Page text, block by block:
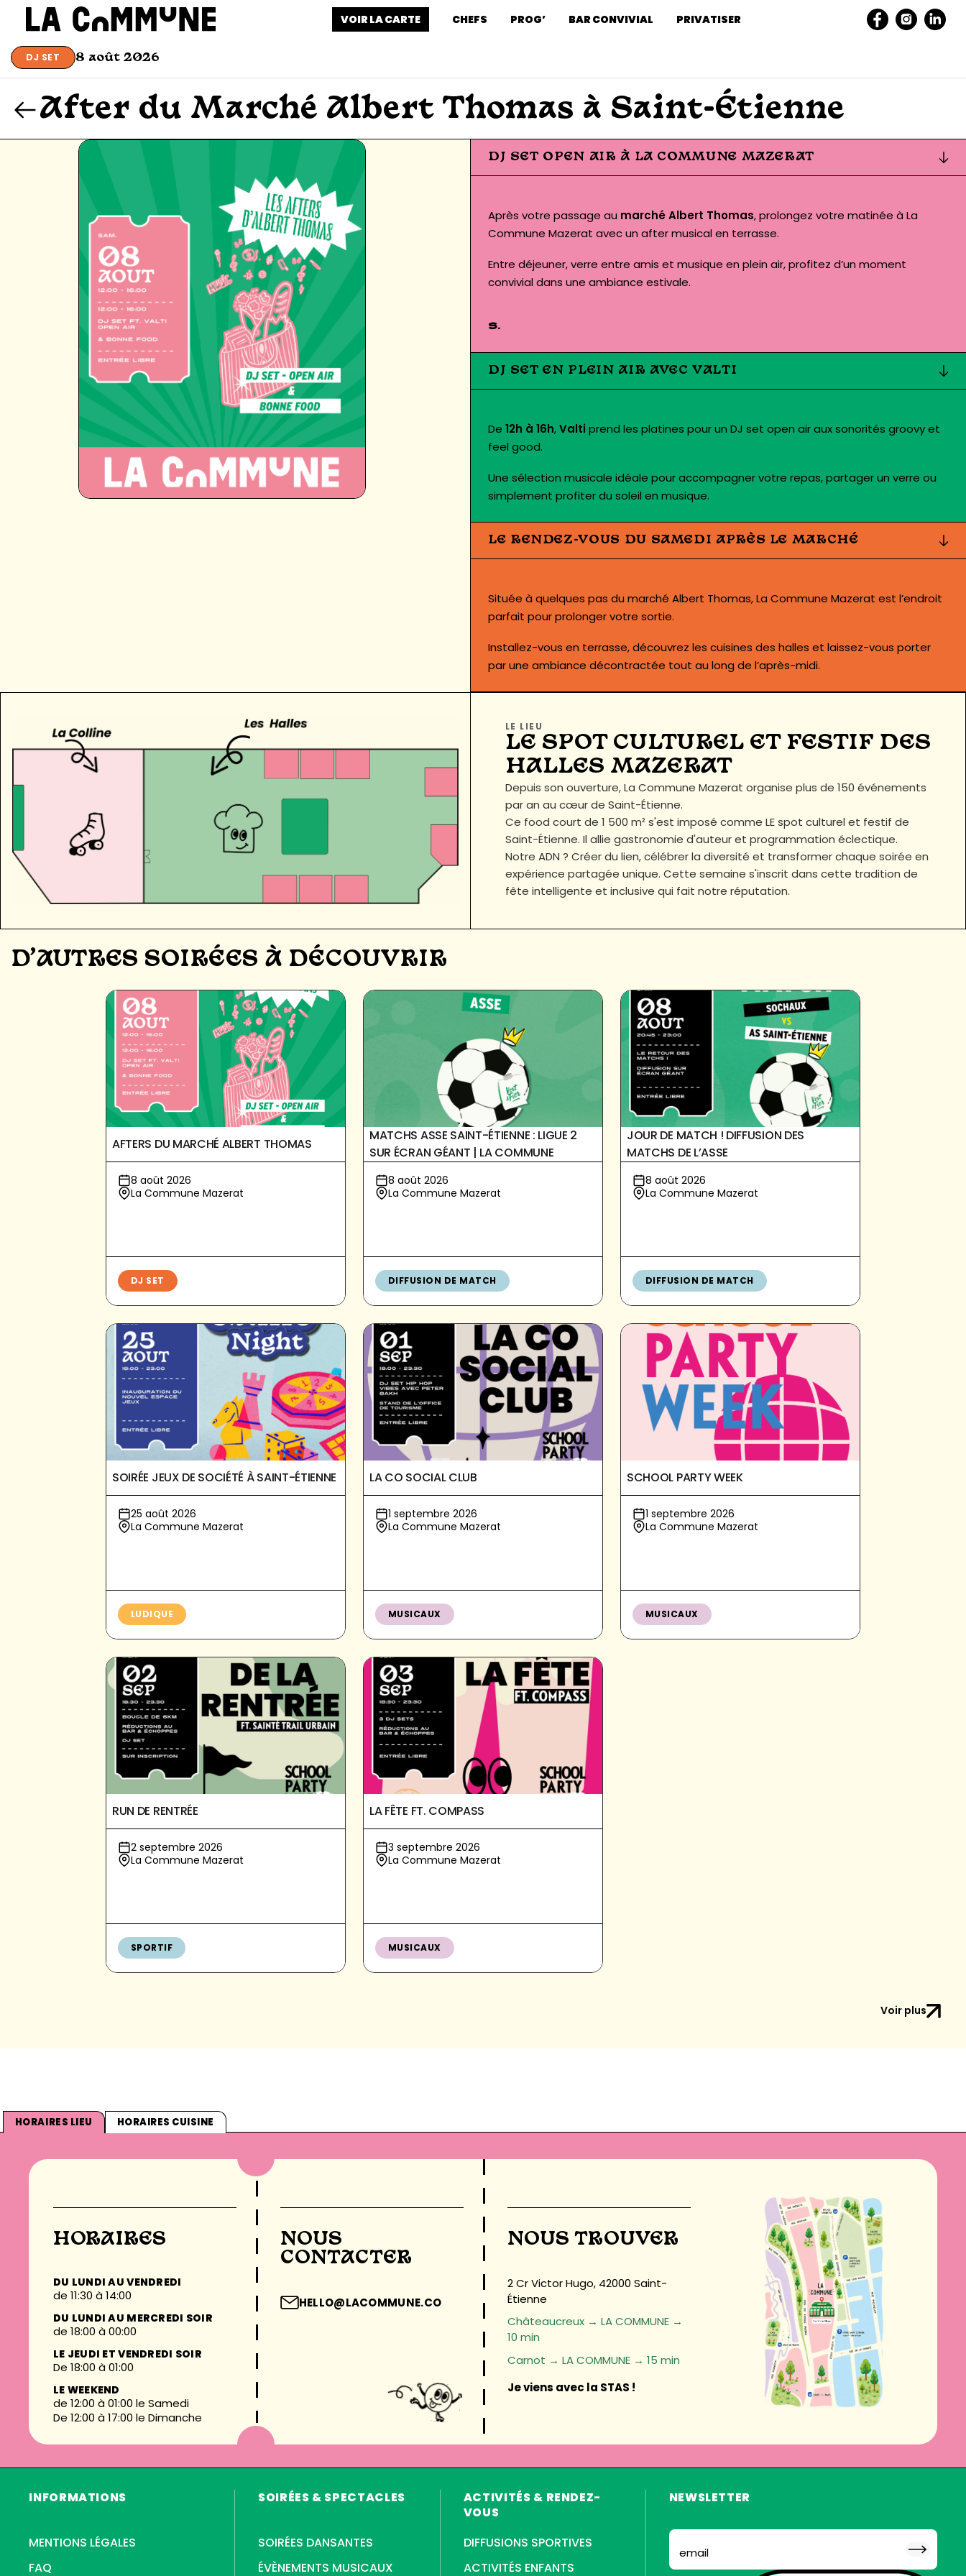
VOIR LA CARTE CHEFS PROG’ BAR CONVIVIAL PRIVATISER
DJ SET 8 août 2026
After du Marché Albert Thomas à Saint-Étienne
DJ SET OPEN AIR À LA COMMUNE MAZERAT
Après votre passage au marché Albert Thomas, prolongez votre matinée à La
Commune Mazerat avec un after musical en terrasse.
Entre déjeuner, verre entre amis et musique en plein air, profitez d’un moment
convivial dans une ambiance estivale.
s.
DJ SET EN PLEIN AIR AVEC VALTI
De 12h à 16h,Valtiprend les platines pour un DJ set open air aux sonorités groovy et
feel good.
Une sélection musicale idéale pour accompagner votre repas, partager un verre ou
simplement profiter du soleil en musique.
LE RENDEZ-VOUS DU SAMEDI APRÈS LE MARCHÉ
Située à quelques pas du marché Albert Thomas, La Commune Mazerat est l’endroit
parfait pour prolonger votre sortie.
Installez-vous en terrasse, découvrez les cuisines des halles et laissez-vous porter
par une ambiance décontractée tout au long de l’après-midi.
LE LIEU
LE SPOT CULTUREL ET FESTIF DES
HALLES MAZERAT
Depuis son ouverture, La Commune Mazerat organise plus de 150 événements
par an au cœur de Saint-Étienne.
Ce food court de 1 500 m² s'est imposé comme LE spot culturel et festif de
Saint-Étienne. Il allie gastronomie d'auteur et programmation éclectique.
Notre ADN ? Créer du lien, célébrer la diversité et transformer chaque soirée en
expérience partagée unique. Cette semaine s'inscrit dans cette tradition de
fête intelligente et inclusive qui fait notre réputation.
D'AUTRES SOIRÉES À DÉCOUVRIR
AFTERS DU MARCHÉ ALBERT THOMAS
8 août 2026
La Commune Mazerat
DJ SET
MATCHS ASSE SAINT-ÉTIENNE : LIGUE 2
SUR ÉCRAN GÉANT | LA COMMUNE
8 août 2026
La Commune Mazerat
DIFFUSION DE MATCH
JOUR DE MATCH ! DIFFUSION DES
MATCHS DE L’ASSE
8 août 2026
La Commune Mazerat
DIFFUSION DE MATCH
SOIRÉE JEUX DE SOCIÉTÉ À SAINT-ÉTIENNE
25 août 2026
La Commune Mazerat
LUDIQUE
LA CO SOCIAL CLUB
1 septembre 2026
La Commune Mazerat
MUSICAUX
SCHOOL PARTY WEEK
1 septembre 2026
La Commune Mazerat
MUSICAUX
RUN DE RENTRÉE
2 septembre 2026
La Commune Mazerat
SPORTIF
LA FÊTE FT. COMPASS
3 septembre 2026
La Commune Mazerat
MUSICAUX
Voir plus
HORAIRES LIEU HORAIRES CUISINE
HORAIRES
DU LUNDI AU VENDREDI
de 11:30 à 14:00
DU LUNDI AU MERCREDI SOIR
de 18:00 à 00:00
LE JEUDI ET VENDREDI SOIR
De 18:00 à 01:00
LE WEEKEND
de 12:00 à 01:00 le Samedi
De 12:00 à 17:00 le Dimanche
NOUS
CONTACTER
HELLO@LACOMMUNE.CO
NOUS TROUVER
2 Cr Victor Hugo, 42000 Saint-
Étienne
Châteaucreux → LA COMMUNE →
10 min
Carnot → LA COMMUNE → 15 min
Je viens avec la STAS !
INFORMATIONS
MENTIONS LÉGALES
FAQ
SOIRÉES & SPECTACLES
SOIRÉES DANSANTES
ÉVÈNEMENTS MUSICAUX
ACTIVITÉS & RENDEZ-
VOUS
DIFFUSIONS SPORTIVES
ACTIVITÉS ENFANTS
NEWSLETTER